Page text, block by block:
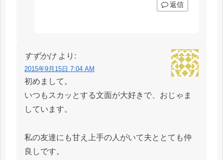
返信
すずかけ より:
2015年9月15日 7:04 AM
初めまして。
いつもスカッとする文面が大好きで、おじゃま
しています。
私の友達にも甘え上手の人がいて夫ととても仲
良しです。